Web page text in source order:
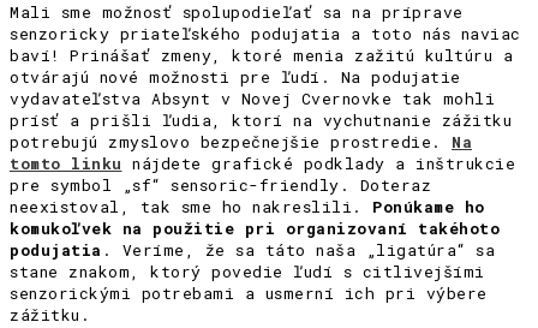
Mali sme možnosť spolupodieľať sa na príprave
senzoricky priateľského podujatia a toto nás naviac
baví! Prinášať zmeny, ktoré menia zažitú kultúru a
otvárajú nové možnosti pre ľudí. Na podujatie
vydavateľstva Absynt v Novej Cvernovke tak mohli
prísť a prišli ľudia, ktorí na vychutnanie zážitku
potrebujú zmyslovo bezpečnejšie prostredie. Na
tomto linku nájdete grafické podklady a inštrukcie
pre symbol „sf“ sensoric-friendly. Doteraz
neexistoval, tak sme ho nakreslili. Ponúkame ho
komukoľvek na použitie pri organizovaní takéhoto
podujatia . Veríme, že sa táto naša „ligatúra“ sa
stane znakom, ktorý povedie ľudí s citlivejšími
senzorickými potrebami a usmerní ich pri výbere
zážitku.